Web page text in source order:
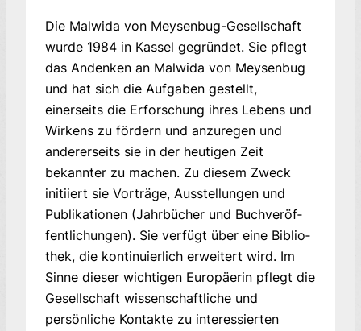
Die Malwida von Meysenbug-Gesellschaft
wurde 1984 in Kassel gegründet. Sie pflegt
das Andenken an Malwida von Meysenbug
und hat sich die Aufgaben gestellt,
einerseits die Erforschung ihres Lebens und
Wirkens zu fördern und anzuregen und
andererseits sie in der heutigen Zeit
bekannter zu machen. Zu diesem Zweck
initiiert sie Vorträge, Ausstellungen und
Publikationen (Jahrbücher und Buchveröf­
fent­lichungen). Sie verfügt über eine Biblio­
thek, die kontinuierlich erweitert wird. Im
Sin­ne dieser wichtigen Europäerin pflegt die
Gesellschaft wissenschaftliche und
persönliche Kontak­te zu interessierten